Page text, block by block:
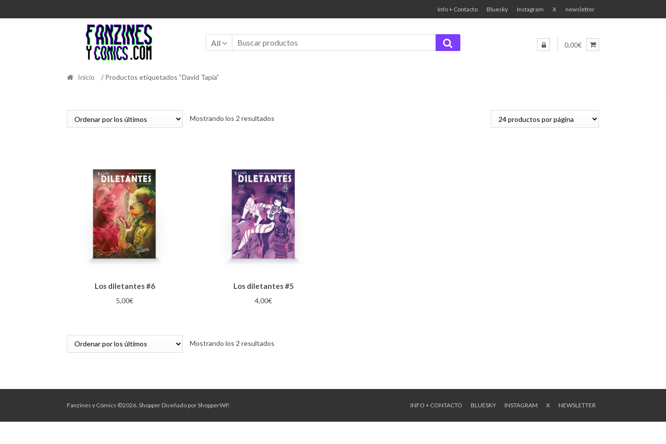
a
navegación
al
contenido
Info + Contacto Bluesky Instagram X newsletter
All 0,00€
Inicio / Productos etiquetados “David Tapia”
Mostrando los 2 resultadosOrdenado
Los diletantes #6
5,00€
Los diletantes #5
4,00€
Mostrando los 2 resultadosOrdenado
Fanzines y Cómics ©2026. ShopperDiseñado porShopperWP. INFO + CONTACTO BLUESKY INSTAGRAM X NEWSLETTER